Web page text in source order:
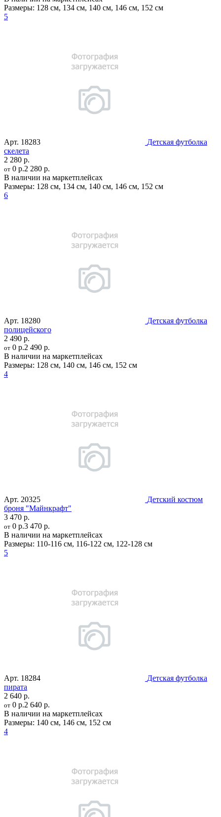
Размеры: 128 см, 134 см, 140 см, 146 см, 152 см
5
Арт. 18283
Детская футболка
скелета
2 280 р.
от 0 р.2 280 р.
В наличии на маркетплейсах
Размеры: 128 см, 134 см, 140 см, 146 см, 152 см
6
Арт. 18280
Детская футболка
полицейского
2 490 р.
от 0 р.2 490 р.
В наличии на маркетплейсах
Размеры: 128 см, 140 см, 146 см, 152 см
4
Арт. 20325
Детский костюм
броня "Майнкрафт"
3 470 р.
от 0 р.3 470 р.
В наличии на маркетплейсах
Размеры: 110-116 см, 116-122 см, 122-128 см
5
Арт. 18284
Детская футболка
пирата
2 640 р.
от 0 р.2 640 р.
В наличии на маркетплейсах
Размеры: 140 см, 146 см, 152 см
4